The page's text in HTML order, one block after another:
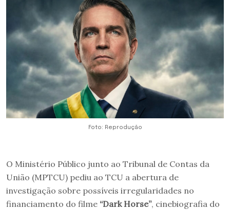
Foto: Reprodução
O Ministério Público junto ao Tribunal de Contas da
União (MPTCU) pediu ao TCU a abertura de
investigação sobre possíveis irregularidades no
financiamento do filme “Dark Horse”, cinebiografia do